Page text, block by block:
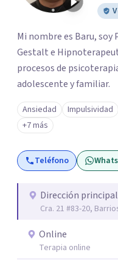
Mi nombre es Baru,
Gestalt e
procesos de
adolescente y familiar.
Ansiedad Impulsividad
+7 más
Teléfono
Dirección principal
Cra. 21 #83-20,
Online
Terapia online